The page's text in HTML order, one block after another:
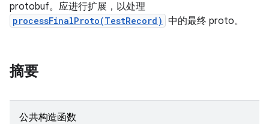
protobuf。应进行扩展，以处理
processFinalProto(TestRecord) 中的最终 proto。
摘要
公共构造函数